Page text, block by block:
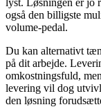
også den billigste
volume-pedal.
Du kan alternativt
på dit arbejde.
omkostningsfuld,
levering vil dog
den løsning